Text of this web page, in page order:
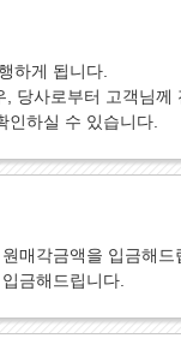
하게 됩니다.
당사로부터 고객님께
하실 수 있습니다.
매각금액을 입금해드
금해드립니다.